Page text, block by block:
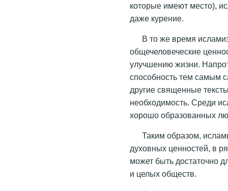
которые имеют место),
даже курение.
В то же время
общечеловеческие
улучшению жизни.
способность тем самым
другие священные
необходимость. Среди
хорошо образованных
Таким образом,
духовных ценностей, в
может быть достаточно
и целых обществ.